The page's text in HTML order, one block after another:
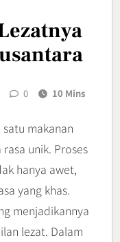
0 10 Mins
makanan
unik. Proses
hanya awet,
yang khas.
menjadikannya
lezat. Dalam